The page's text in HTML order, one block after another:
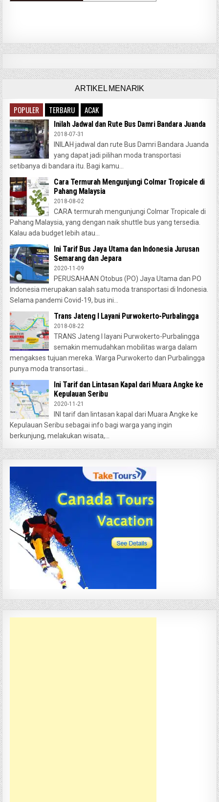
ARTIKEL MENARIK
POPULER TERBARU ACAK
Inilah Jadwal dan Rute Bus Damri Bandara Juanda
2018-07-31
INILAH jadwal dan rute Bus Damri Bandara Juanda
yang dapat jadi pilihan moda transportasi
setibanya di bandara itu. Bagi kamu...
Cara Termurah Mengunjungi Colmar Tropicale di
Pahang Malaysia
2018-08-02
CARA termurah mengunjungi Colmar Tropicale di
Pahang Malaysia, yang dengan naik shuttle bus yang tersedia.
Kalau ada budget lebih atau...
Ini Tarif Bus Jaya Utama dan Indonesia Jurusan
Semarang dan Jepara
2020-11-09
PERUSAHAAN Otobus (PO) Jaya Utama dan PO
Indonesia merupakan salah satu moda transportasi di Indonesia.
Selama pandemi Covid-19, bus ini...
Trans Jateng I Layani Purwokerto-Purbalingga
2018-08-22
TRANS Jateng I layani Purwokerto-Purbalingga
semakin memudahkan mobilitas warga dalam
mengakses tujuan mereka. Warga Purwokerto dan Purbalingga
punya moda transortasi...
Ini Tarif dan Lintasan Kapal dari Muara Angke ke
Kepulauan Seribu
2020-11-21
INI tarif dan lintasan kapal dari Muara Angke ke
Kepulauan Seribu sebagai info bagi warga yang ingin
berkunjung, melakukan wisata,...